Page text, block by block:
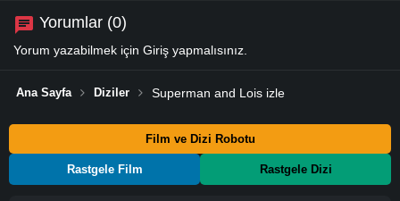
Yorumlar (0)
Yorum yazabilmek için Giriş yapmalısınız.
Ana Sayfa Diziler Superman and Lois izle
Film ve Dizi Robotu
Rastgele Film Rastgele Dizi